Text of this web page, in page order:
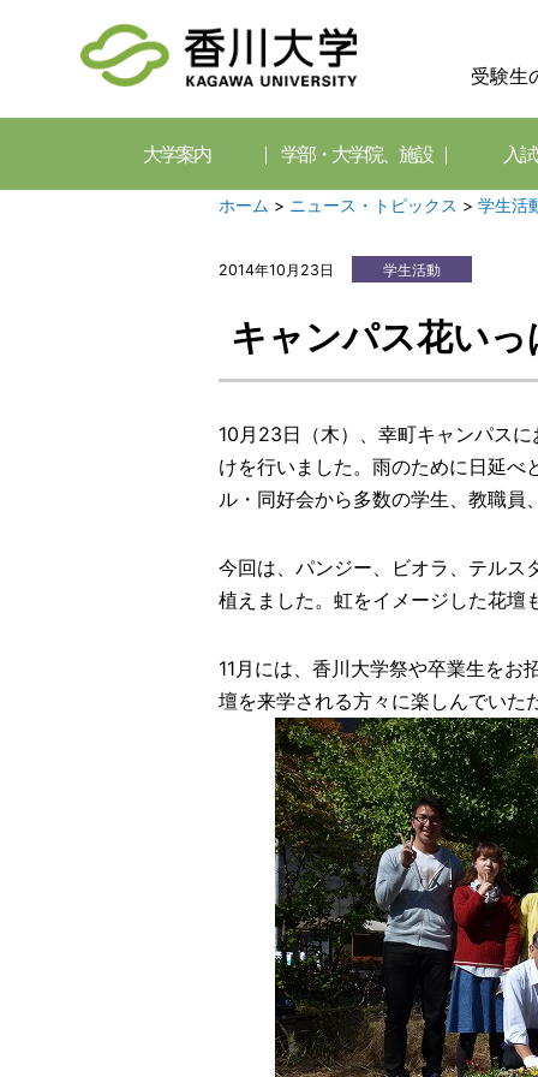
受験生
大学案内 学部・大学院、施設 入
ホーム > ニュース・トピックス > 学生活
2014年10月23日 学生活動
キャンパス花い
10月23日（木）、幸町キャンパス
けを行いました。雨のために日延
ル・同好会から多数の学生、教職
今回は、パンジー、ビオラ、テルス
植えました。虹をイメージした花壇
11月には、香川大学祭や卒業生を
壇を来学される方々に楽しんでいた